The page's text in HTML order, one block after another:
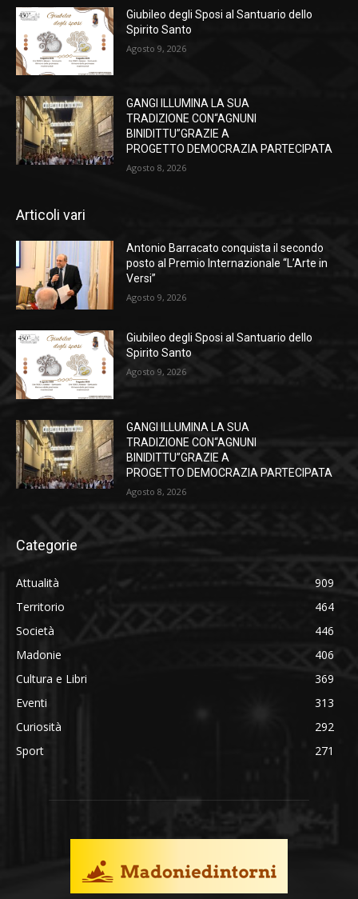
Giubileo degli Sposi al Santuario dello
Spirito Santo
Agosto 9, 2026
GANGI ILLUMINA LA SUA
TRADIZIONE CON“AGNUNI
BINIDITTU”GRAZIE A
PROGETTO DEMOCRAZIA PARTECIPATA
Agosto 8, 2026
Articoli vari
Antonio Barracato conquista il secondo
posto al Premio Internazionale “L’Arte in
Versi”
Agosto 9, 2026
Giubileo degli Sposi al Santuario dello
Spirito Santo
Agosto 9, 2026
GANGI ILLUMINA LA SUA
TRADIZIONE CON“AGNUNI
BINIDITTU”GRAZIE A
PROGETTO DEMOCRAZIA PARTECIPATA
Agosto 8, 2026
Categorie
Attualità
909
Territorio
464
Società
446
Madonie
406
Cultura e Libri
369
Eventi
313
Curiosità
292
Sport
271